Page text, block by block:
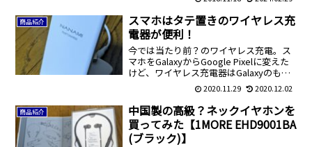
運ぶのならカバーは必要Kindleを使うと
きに軽さを重視するなら袋タイプのもの
僕は最初にこの...
商品紹介
スマホはタテ置きのワイヤレス充
電器が便利！
今では当たり前？のワイヤレス充電。ス
マホをGalaxyからGoogle Pixelに変えた
けど、ワイヤレス充電器はGalaxyのもの
を使っていた。壊れてはいなかったけ
ど、古いし、平置きなので見にくい、場
所がかさばるということで、Amazon...
2020.11.29 2020.12.02
商品紹介
中国製の高級？ネックイヤホンを
買ってみた【1MORE EHD9001BA
(ブラック)】